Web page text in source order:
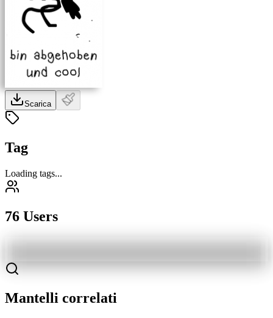
Scarica
Tag
Loading tags...
76 Users
Mantelli correlati